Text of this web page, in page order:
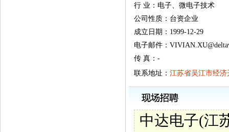
行 业：电子、微电子技术
公司性质：台资企业
成立日期：1999-12-29
电子邮件：
传 真：-
联系地址： 江苏省吴江市经济
中达电子(江